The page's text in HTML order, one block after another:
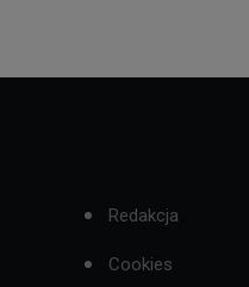
Redakcja
Cookies